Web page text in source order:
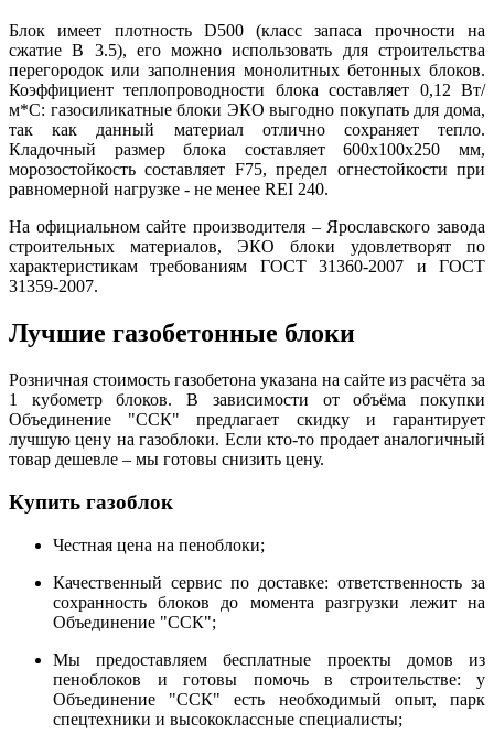
Блок имеет плотность D500 (класс запаса прочности на
сжатие В 3.5), его можно использовать для строительства
перегородок или заполнения монолитных бетонных блоков.
Коэффициент теплопроводности блока составляет 0,12 Вт/
м*С: газосиликатные блоки ЭКО выгодно покупать для дома,
так как данный материал отлично сохраняет тепло.
Кладочный размер блока составляет 600х100х250 мм,
морозостойкость составляет F75, предел огнестойкости при
равномерной нагрузке - не менее REI 240.
На официальном сайте производителя – Ярославского завода
строительных материалов, ЭКО блоки удовлетворят по
характеристикам требованиям ГОСТ 31360-2007 и ГОСТ
31359-2007.
Лучшие газобетонные блоки
Розничная стоимость газобетона указана на сайте из расчёта за
1 кубометр блоков. В зависимости от объёма покупки
Объединение "ССК" предлагает скидку и гарантирует
лучшую цену на газоблоки. Если кто-то продает аналогичный
товар дешевле – мы готовы снизить цену.
Купить газоблок
Честная цена на пеноблоки;
Качественный сервис по доставке: ответственность за
сохранность блоков до момента разгрузки лежит на
Объединение "ССК";
Мы предоставляем бесплатные проекты домов из
пеноблоков и готовы помочь в строительстве: у
Объединение "ССК" есть необходимый опыт, парк
спецтехники и высококлассные специалисты;